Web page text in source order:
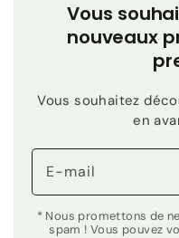
Vous
nouveaux
Vous souhaitez
en
E-mail
* Nous promettons de
spam ! Vous pouvez